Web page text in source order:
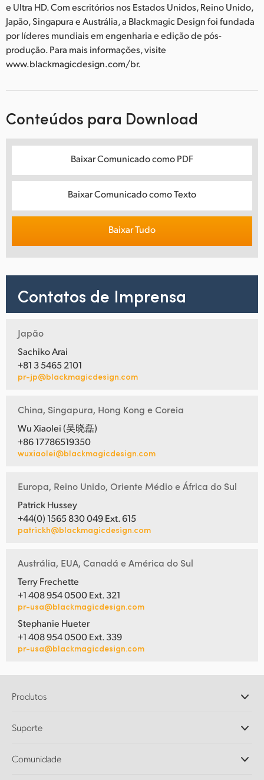
e Ultra HD. Com escritórios nos Estados Unidos, Reino Unido,
Japão, Singapura e Austrália, a Blackmagic Design foi fundada
por líderes mundiais em engenharia e edição de pós-
produção. Para mais informações, visite
www.blackmagicdesign.com/br.
Conteúdos para Download
Baixar Comunicado como PDF
Baixar Comunicado como Texto
Baixar Tudo
Contatos de Imprensa
Japão
Sachiko Arai
+81 3 5465 2101
pr-jp@blackmagicdesign.com
China, Singapura, Hong Kong e Coreia
Wu Xiaolei (吴晓磊)
+86 17786519350
wuxiaolei@blackmagicdesign.com
Europa, Reino Unido, Oriente Médio e África do Sul
Patrick Hussey
+44(0) 1565 830 049 Ext. 615
patrickh@blackmagicdesign.com
Austrália, EUA, Canadá e América do Sul
Terry Frechette
+1 408 954 0500 Ext. 321
pr-usa@blackmagicdesign.com
Stephanie Hueter
+1 408 954 0500 Ext. 339
pr-usa@blackmagicdesign.com
Produtos
DaVinci Resolve e Fusion
Ultimatte
Suporte
Central de Suporte Técnico
Comunidade